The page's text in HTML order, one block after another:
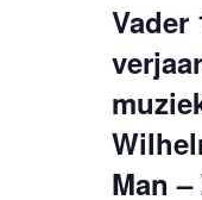
Vader
Man